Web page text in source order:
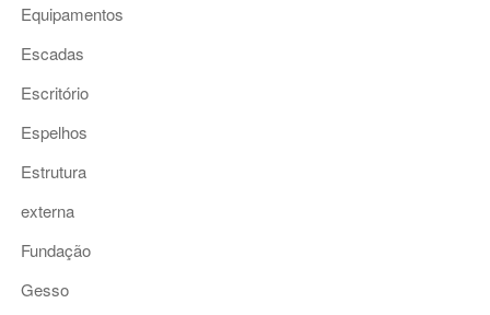
Equipamentos
Escadas
Escritório
Espelhos
Estrutura
externa
Fundação
Gesso